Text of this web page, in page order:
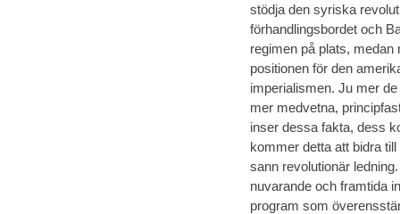
stödja den syriska
förhandlingsbordet och
regimen på plats,
positionen för den
imperialismen. Ju mer
mer medvetna,
inser dessa fakta, dess
kommer detta att bidra
sann revolutionär
nuvarande och framtida
program som